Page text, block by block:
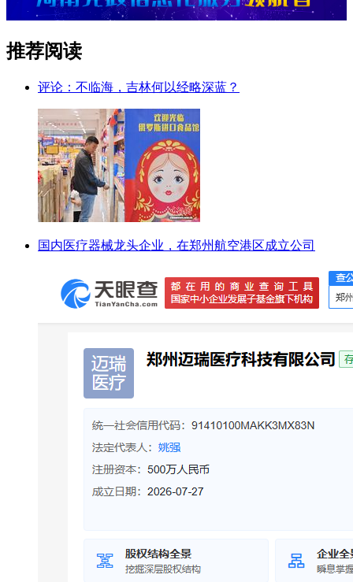
推荐阅读
评论：不临海，吉林何以经略深蓝？
国内医疗器械龙头企业，在郑州航空港区成立公司